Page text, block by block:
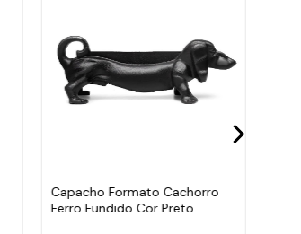
Capacho Formato Cachorro
Ferro Fundido Cor Preto